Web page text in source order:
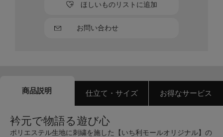
お問い合わせ
ほしいものリストに追加
商品説明 仕立て・サイズ お得なサービス
衿元で物語る遊び心
ポリエステル生地に刺繍を施した【いち利モールオリジナル】の